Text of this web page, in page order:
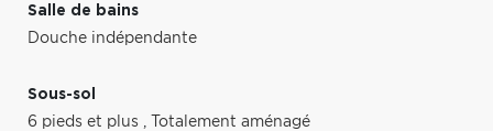
Salle de bains
Douche indépendante
Sous-sol
6 pieds et plus , Totalement aménagé